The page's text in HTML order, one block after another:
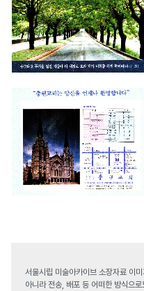
서울시립 미술아카이브 소장자료 이
아니라 전송, 배포 등 어떠한 방식으로